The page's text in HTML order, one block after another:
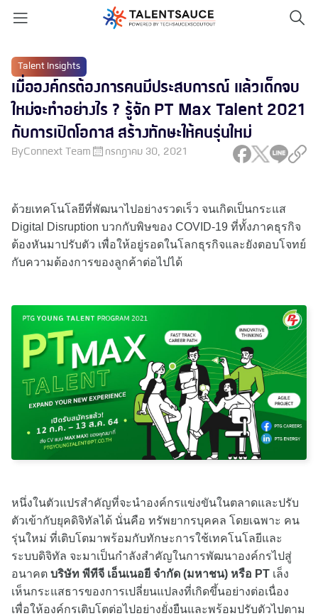
Talent Insights
เมื่อองค์กรต้องการคนมีประสบการณ์ แล้วเด็กจบ
ใหม่จะทำอย่างไร ? รู้จัก PT Max Talent 2021
กับการเปิดโอกาส สร้างทักษะให้คนรุ่นใหม่
ByConnext Team กรกฎาคม 30, 2021
ด้วยเทคโนโลยีที่พัฒนาไปอย่างรวดเร็ว จนเกิดเป็นกระแส
Digital Disruption บวกกับพิษของ COVID-19 ที่ทั้งภาคธุรกิจ
ต้องหันมาปรับตัว เพื่อให้อยู่รอดในโลกธุรกิจและยังตอบโจทย์
กับความต้องการของลูกค้าต่อไปได้
หนึ่งในตัวแปรสำคัญที่จะนำองค์กรแข่งขันในตลาดและปรับ
ตัวเข้ากับยุคดิจิทัลได้ นั่นคือ ทรัพยากรบุคคล โดยเฉพาะ คน
รุ่นใหม่ ที่เติบโตมาพร้อมกับทักษะการใช้เทคโนโลยีและ
ระบบดิจิทัล จะมาเป็นกำลังสำคัญในการพัฒนาองค์กรไปสู่
อนาคต บริษัท พีทีจี เอ็นเนอยี จำกัด (มหาชน) หรือ PT เล็ง
เห็นกระแสธารของการเปลี่ยนแปลงที่เกิดขึ้นอย่างต่อเนื่อง
เพื่อให้องค์กรเติบโตต่อไปอย่างยั่งยืนและพร้อมปรับตัวไปตาม